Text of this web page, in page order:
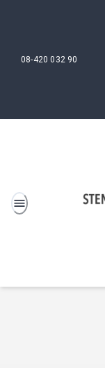
08-420 032 90